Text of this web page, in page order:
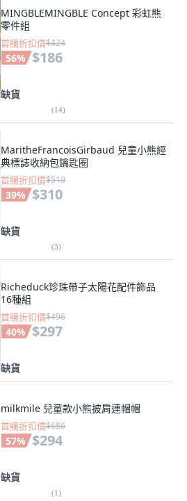
MINGBLEMINGBLE Concept 彩虹熊
零件組
首購折扣價$424
56% $186
缺貨
(14)
MaritheFrancoisGirbaud 兒童小熊經
典標誌收納包鑰匙圈
首購折扣價$510
39% $310
缺貨
(3)
Richeduck珍珠帶子太陽花配件飾品
16種組
首購折扣價$496
40% $297
缺貨
milkmile 兒童款小熊披肩連帽帽
首購折扣價$686
57% $294
缺貨
(1)